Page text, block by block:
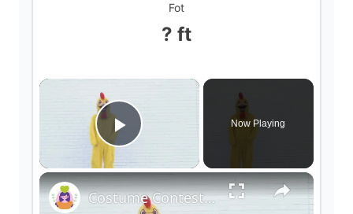
Fot
? ft
×
Play Video
Now Playing
×
Costume Contest Winners: Showcasing the Most Creative and Innovative Outfits